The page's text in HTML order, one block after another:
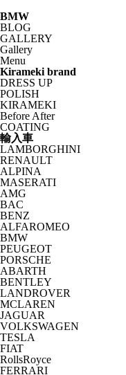
BMW
BLOG
GALLERY
Gallery
Menu
Kirameki brand
DRESS UP
POLISH
KIRAMEKI
Before After
COATING
輸入車
LAMBORGHINI
RENAULT
ALPINA
MASERATI
AMG
BAC
BENZ
ALFAROMEO
BMW
PEUGEOT
PORSCHE
ABARTH
BENTLEY
LANDROVER
MCLAREN
JAGUAR
VOLKSWAGEN
TESLA
FIAT
RollsRoyce
FERRARI